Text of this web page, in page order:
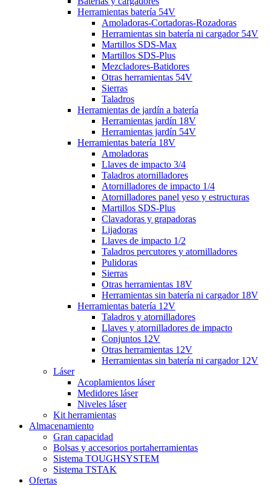
Herramientas batería 54V
Amoladoras-Cortadoras-Rozadoras
Herramientas sin batería ni cargador 54V
Martillos SDS-Max
Martillos SDS-Plus
Mezcladores-Batidores
Otras herramientas 54V
Sierras
Taladros
Herramientas de jardín a batería
Herramientas jardín 18V
Herramientas jardín 54V
Herramientas batería 18V
Amoladoras
Llaves de impacto 3/4
Taladros atornilladores
Atornilladores de impacto 1/4
Atornilladores panel yeso y estructuras
Martillos SDS-Plus
Clavadoras y grapadoras
Lijadoras
Llaves de impacto 1/2
Taladros percutores y atornilladores
Pulidoras
Sierras
Otras herramientas 18V
Herramientas sin batería ni cargador 18V
Herramientas batería 12V
Taladros y atornilladores
Llaves y atornilladores de impacto
Conjuntos 12V
Otras herramientas 12V
Herramientas sin batería ni cargador 12V
Láser
Acoplamientos láser
Medidores láser
Niveles láser
Kit herramientas
Almacenamiento
Gran capacidad
Bolsas y accesorios portaherramientas
Sistema TOUGHSYSTEM
Sistema TSTAK
Ofertas